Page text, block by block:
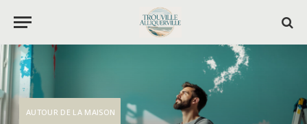
AUTOUR DE LA MAISON